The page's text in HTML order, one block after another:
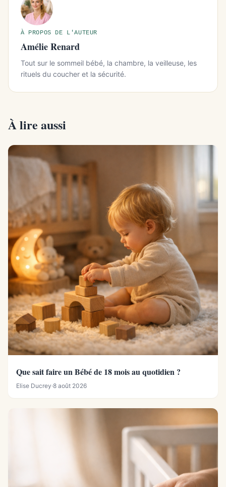
À PROPOS DE L'AUTEUR
Amélie Renard
Tout sur le sommeil bébé, la chambre, la veilleuse, les
rituels du coucher et la sécurité.
À lire aussi
Que sait faire un Bébé de 18 mois au quotidien ?
Elise Ducrey·8 août 2026